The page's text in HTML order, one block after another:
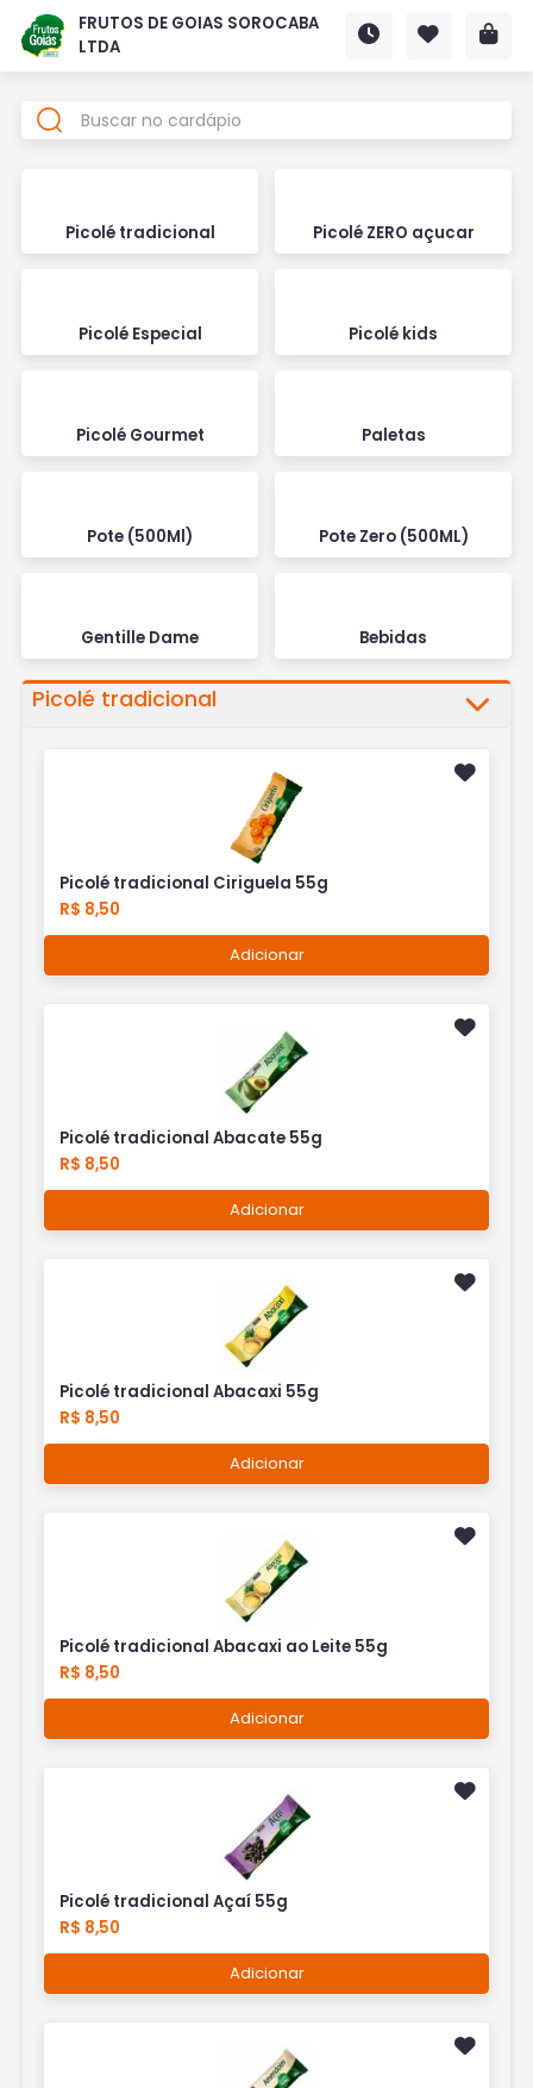
FRUTOS DE GOIAS SOROCABA
LTDA
Picolé tradicional Picolé ZERO açucar
Picolé Especial Picolé kids
Picolé Gourmet Paletas
Pote (500Ml) Pote Zero (500ML)
Gentille Dame Bebidas
Picolé tradicional
Picolé tradicional Ciriguela 55g
R$ 8,50
Adicionar
Picolé tradicional Abacate 55g
R$ 8,50
Adicionar
Picolé tradicional Abacaxi 55g
R$ 8,50
Adicionar
Picolé tradicional Abacaxi ao Leite 55g
R$ 8,50
Adicionar
Picolé tradicional Açaí 55g
R$ 8,50
Adicionar